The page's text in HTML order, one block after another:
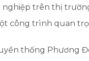
nghiệp trên thị
công trình quan
thống Phương